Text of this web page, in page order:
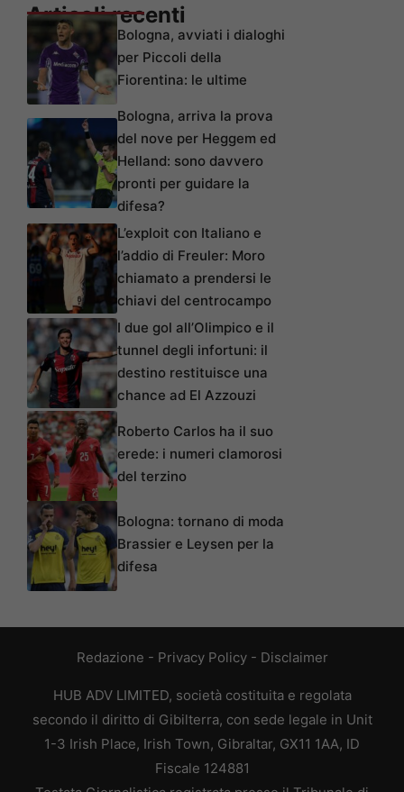
Articoli recenti
Bologna, avviati i dialoghi
per Piccoli della
Fiorentina: le ultime
Bologna, arriva la prova
del nove per Heggem ed
Helland: sono davvero
pronti per guidare la
difesa?
L’exploit con Italiano e
l’addio di Freuler: Moro
chiamato a prendersi le
chiavi del centrocampo
I due gol all’Olimpico e il
tunnel degli infortuni: il
destino restituisce una
chance ad El Azzouzi
Roberto Carlos ha il suo
erede: i numeri clamorosi
del terzino
Bologna: tornano di moda
Brassier e Leysen per la
difesa
Redazione - Privacy Policy- Disclaimer
HUB ADV LIMITED, società costituita e regolata
secondo il diritto di Gibilterra, con sede legale in Unit
1-3 Irish Place, Irish Town, Gibraltar, GX11 1AA, ID
Fiscale 124881